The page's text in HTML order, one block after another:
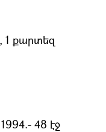
1 քարտեզ
48 էջ